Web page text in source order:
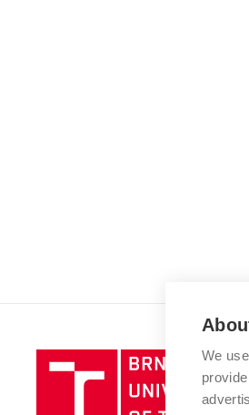
We